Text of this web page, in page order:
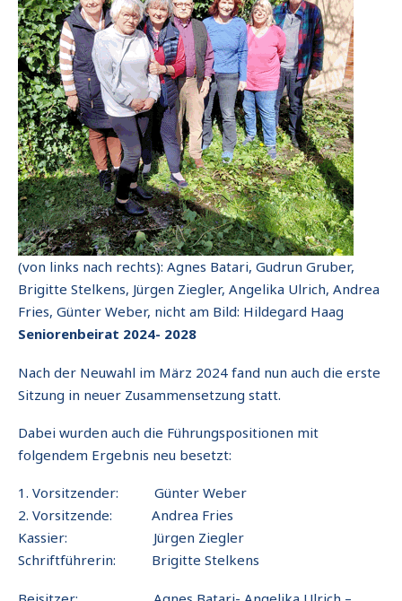
(von links nach rechts): Agnes Batari, Gudrun Gruber,
Brigitte Stelkens, Jürgen Ziegler, Angelika Ulrich, Andrea
Fries, Günter Weber, nicht am Bild: Hildegard Haag
Seniorenbeirat 2024- 2028
Nach der Neuwahl im März 2024 fand nun auch die erste
Sitzung in neuer Zusammensetzung statt.
Dabei wurden auch die Führungspositionen mit
folgendem Ergebnis neu besetzt:
1. Vorsitzender: Günter Weber
2. Vorsitzende: Andrea Fries
Kassier: Jürgen Ziegler
Schriftführerin: Brigitte Stelkens